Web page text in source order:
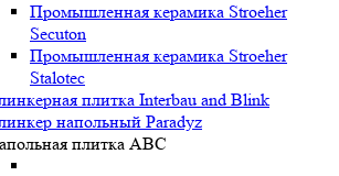
Промышленная керамика Stroeher
Secuton
Промышленная керамика Stroeher
Stalotec
плитка Interbau and Blink
напольный Paradyz
плитка ABC